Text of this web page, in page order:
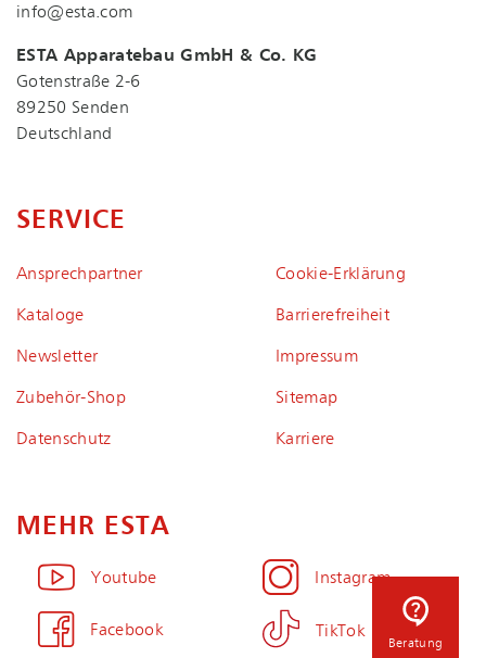
info@esta.com
ESTA Apparatebau GmbH & Co. KG
Gotenstraße 2-6
89250 Senden
Deutschland
SERVICE
Ansprechpartner
Kataloge
Newsletter
Zubehör-Shop
Datenschutz
Coo­kie-Er­klä­rung
Bar­rie­re­frei­heit
Impressum
Sitemap
Karriere
MEHR ESTA
Youtube
Facebook
Instagram
TikTok
Beratung